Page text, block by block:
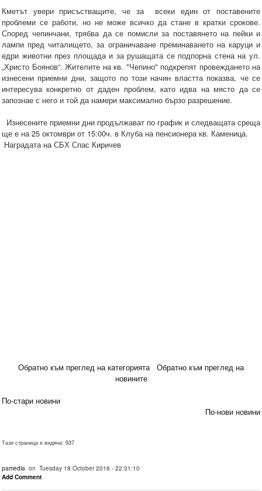
Кметът увери присъстващите, че за всеки един от поставените
проблеми се работи, но не може всичко да стане в кратки срокове.
Според чепинчани, трябва да се помисли за поставянето на пейки и
лампи пред читалището, за ограничаване преминаването на каруци и
едри животни през площада и за рушащата се подпорна стена на ул.
„Христо Боянов“. Жителите на кв. "Чепино" подкрепят провеждането на
изнесени приемни дни, защото по този начин властта показва, че се
интересува конкретно от даден проблем, като идва на място да се
запознае с него и той да намери максимално бързо разрешение.
Изнесените приемни дни продължават по график и следващата среща
ще е на 25 октомври от 15:00ч. в Клуба на пенсионера кв. Каменица.
Наградата на СБХ Спас Киричев
Обратно към преглед на категорията
Обратно към преглед на
новините
По-стари новини
По-нови новини
Тази страница е видяна: 937
pamedia on Tuesday 18 October 2016 - 22:31:10
Add Comment